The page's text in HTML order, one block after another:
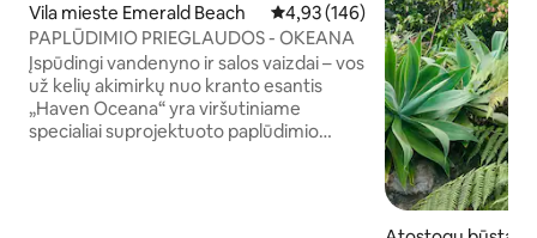
Vila mieste Emerald Beach Vidutinis įvertinimas: 4,93 iš 5,
4,93 (146)
PAPLŪDIMIO PRIEGLAUDOS - OKEANA
Įspūdingi vandenyno ir salos vaizdai – vos
už kelių akimirkų nuo kranto esantis
„Haven Oceana“ yra viršutiniame
specialiai suprojektuoto paplūdimio